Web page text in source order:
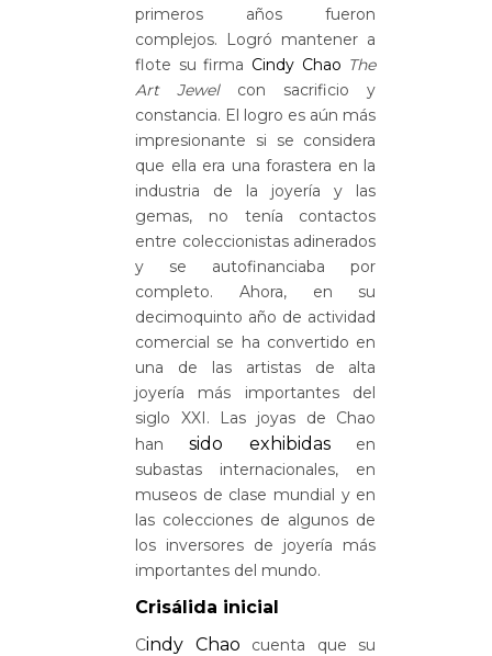
primeros años fueron
complejos. Logró mantener a
flote su firma Cindy Chao The
Art Jewel con sacrificio y
constancia. El logro es aún más
impresionante si se considera
que ella era una forastera en la
industria de la joyería y las
gemas, no tenía contactos
entre coleccionistas adinerados
y se autofinanciaba por
completo. Ahora, en su
decimoquinto año de actividad
comercial se ha convertido en
una de las artistas de alta
joyería más importantes del
siglo XXI. Las joyas de Chao
hansido exhibidasen
subastas internacionales, en
museos de clase mundial y en
las colecciones de algunos de
los inversores de joyería más
importantes del mundo.
Crisálida inicial
Cindy Chao cuenta que su